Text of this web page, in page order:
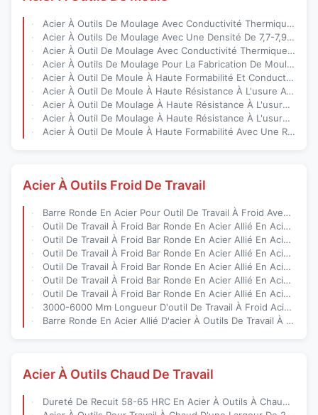
Acier À Outils De Moulage Avec Conductivité Thermique 15-30 W/M·K Polissable À L'arrière-Plan Miroir Et Haute Formabilité Pour La Fabrication De Moules De Précision
Acier À Outils De Moulage Avec Une Densité De 7,7-7,9 G/cm3 Et Une Conductivité Thermique De 15-30 W/M·K Pour Le Moulage De Précision
Acier À Outil De Moulage Avec Conductivité Thermique 15-30 W/M·K Finition De Surface Élevée Polissable À Miroir Finition Et Durci Par Traitement Thermique
Acier À Outils De Moulage Pour La Fabrication De Moules Avec Une Finition De Surface Élevée, Une Résistance À La Traction De 800 À 1200 MPa Et Un Durcissement Thermique
Acier À Outil De Moule À Haute Formabilité Et Conductivité Thermique 15-30 W/M·K Polissable À La Finition Miroir Pour La Production De Moules De Précision
Acier À Outil De Moule À Haute Résistance À L'usure Avec Une Grande Formabilité Et Une Usinabilité Modérée Pour Les Moules En Plastique
Acier À Outil De Moulage À Haute Résistance À L'usure Avec Une Large Gamme De Largeurs (10 Mm À 2200 Mm) Et De Formes Multiples Pour La Fabrication De Moules De Précision
Acier À Outil De Moulage À Haute Résistance À L'usure Avec Une Large Plage De Températures D'application Et Polissable À Haute Finition Pour Le Moulage
Acier À Outil De Moule À Haute Formabilité Avec Une Résistance À L'usure Élevée Pour Les Moules En Plastique (-40°C À 600°C)
Acier À Outils Froid De Travail
Barre Ronde En Acier Pour Outil De Travail À Froid Avec R Dia 8-800, 3000-6000 Mm Longueur Et 7,85 G/cm3 Densité
Outil De Travail À Froid Bar Ronde En Acier Allié En Acier Avec R Dia 8-800, 3000-6000mm Longueur Et 7,85 G/cm3 Densité
Outil De Travail À Froid Bar Ronde En Acier Allié En Acier Avec R Dia 8-800, 3000-6000mm Longueur Et 7,85 G/cm3 Densité
Outil De Travail À Froid Bar Ronde En Acier Allié En Acier Avec R Dia 8-800, 3000-6000mm Longueur Et 7,85 G/cm3 Densité
Outil De Travail À Froid Bar Ronde En Acier Allié En Acier Avec R Dia 8-800, 3000-6000mm Longueur Et 7,85 G/cm3 Densité
Outil De Travail À Froid Bar Ronde En Acier Allié En Acier Avec R Dia 8-800, 3000-6000mm Longueur Et 7,85 G/cm3 Densité
Outil De Travail À Froid Bar Ronde En Acier Allié En Acier Avec R Dia 8-800, 3000-6000mm Longueur Et 7,85 G/cm3 Densité
3000-6000 Mm Longueur D'outil De Travail À Froid Acier Avec EAF LF VD ESR Processus De Production En État De Fraisage Noir
Barre Ronde En Acier Allié D'acier À Outils De Travail À Froid D'un Diamètre De 20 À 500 Mm Produite Via Le Processus EAF+LF+VD+ESR Répondant À La Norme JIS dc53
Acier À Outils Chaud De Travail
Dureté De Recuit 58-65 HRC En Acier À Outils À Chaud Avec Allongement 10-15% Et hrc28-32 Préhardisée Pour Outils Moulés Durables